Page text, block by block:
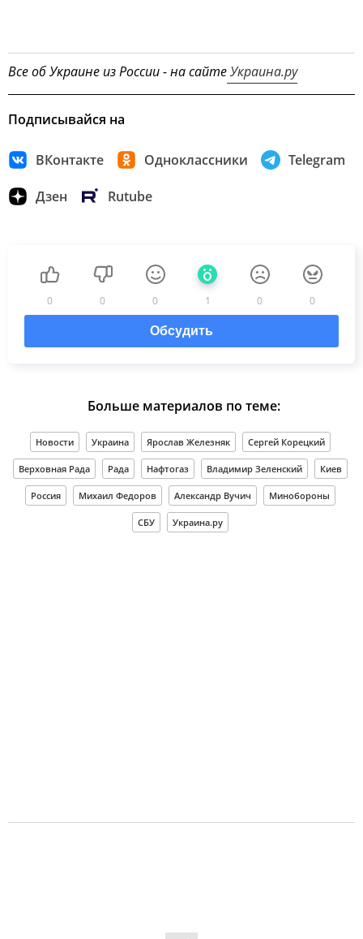
Все об Украине из России - на сайтеУкраина.ру
Подписывайся на
ВКонтакте Одноклассники Telegram
Дзен Rutube
0 0 0 1 0 0
Обсудить
Больше материалов по теме:
Новости Украина Ярослав Железняк Сергей Корецкий
Верховная Рада Рада Нафтогаз Владимир Зеленский Киев
Россия Михаил Федоров Александр Вучич Минобороны
СБУ Украина.ру